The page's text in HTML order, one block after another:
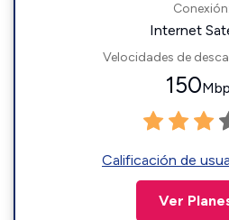
Conexión:
Internet
Velocidades de
150
Calificación de
Ver